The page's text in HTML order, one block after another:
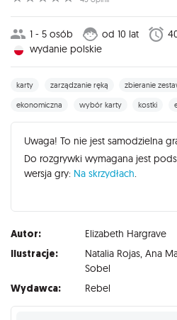
1 - 5 osób od 10 lat
wydanie polskie
karty zarządzanie ręką zbieranie
ekonomiczna
wybór karty kostki
Uwaga! To nie jest samodzielna
Do rozgrywki wymagana jest
wersja gry: Na skrzydłach.
Autor: Elizabeth Hargrave
Ilustracje: Natalia Rojas, Ana
Sobel
Wydawca: Rebel